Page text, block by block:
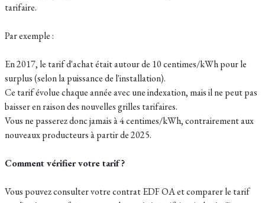
tarifaire.
Par exemple :
En 2017, le tarif d'achat était autour de 10 centimes/kWh pour le
surplus (selon la puissance de l'installation).
Ce tarif évolue chaque année avec une indexation, mais il ne peut pas
baisser en raison des nouvelles grilles tarifaires.
Vous ne passerez donc jamais à 4 centimes/kWh, contrairement aux
nouveaux producteurs à partir de 2025.
Comment vérifier votre tarif ?
Vous pouvez consulter votre contrat EDF OA et comparer le tarif